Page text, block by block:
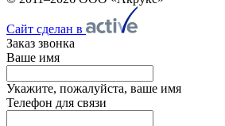
Сайт сделан в
Заказ звонка
Ваше имя
Укажите, пожалуйста, ваше имя
Телефон для связи